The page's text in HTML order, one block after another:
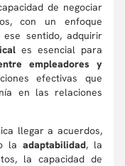
de negociar
con un enfoque
sentido, adquirir
es esencial para
empleadores y
efectivas que
en las relaciones
llegar a acuerdos,
laadaptabilidad, la
la capacidad de